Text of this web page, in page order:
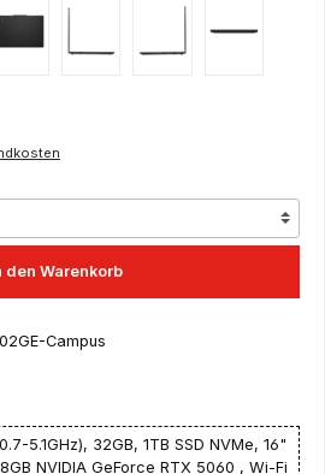
den Warenkorb
Campus
5.1GHz), 32GB, 1TB SSD NVMe, 16"
NVIDIA GeForce RTX 5060 , Wi-Fi